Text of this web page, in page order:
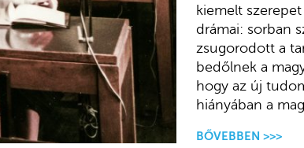
kiemelt
drámai: sorban
zsugorodott a
bedőlnek a
hogy az új
hiányában a
BŐVEBBEN >>>